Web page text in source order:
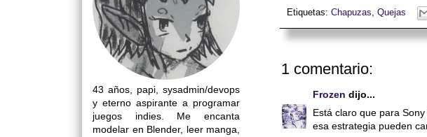
Etiquetas: Chapuzas, Quejas
1 comentario:
Frozen dijo...
Está claro que para
esa estrategia pueden
43 años, papi, sysadmin/devops
y eterno aspirante a programar
juegos indies. Me encanta
modelar en Blender, leer manga,